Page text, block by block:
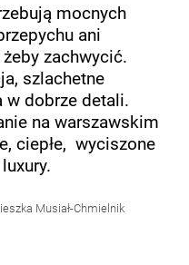
mocnych
ani
zachwycić.
szlachetne
w dobrze detali.
na warszawskim
ciepłe, wyciszone
Musiał-Chmielnik